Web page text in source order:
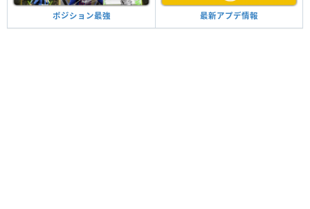
ポジション最強 最新アプデ情報